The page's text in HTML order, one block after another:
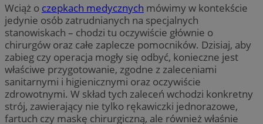
Wciąż o czepkach medycznych mówimy w kontekście
jedynie osób zatrudnianych na specjalnych
stanowiskach – chodzi tu oczywiście głównie o
chirurgów oraz całe zaplecze pomocników. Dzisiaj, aby
zabieg czy operacja mogły się odbyć, konieczne jest
właściwe przygotowanie, zgodne z zaleceniami
sanitarnymi i higienicznymi oraz oczywiście
zdrowotnymi. W skład tych zaleceń wchodzi konkretny
strój, zawierający nie tylko rękawiczki jednorazowe,
fartuch czy maskę chirurgiczną, ale również właśnie